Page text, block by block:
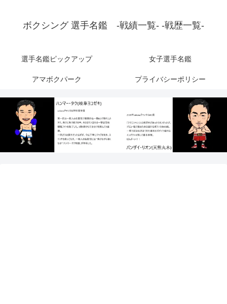
ボクシング 選手名鑑 -戦績一覧- -戦歴一覧-
選手名鑑ピックアップ 女子選手名鑑
アマボクパーク プライバシーポリシー